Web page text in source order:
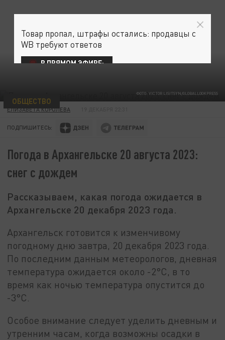
ФОТО: VICTOR LISITSYN/GLOBALLOOKPRESS
ОБЩЕСТВО
ЕЛИЗАВЕТА КОРОЛЕВА
ПОДПИШИТЕСЬ:
Погода в Архангельске 20 августа 2023:
снег с дождем
Рассказываем, какая погода ожидается в
Архангельске 20 декабря 2023 года.
Архангельск готовится к изменчивому
погодному дню завтра, 20 декабря 2023 года.
По последним данным метеорологов, дневная
температура ожидается около -2°C, в то
время как ночью температура опустится до
-3°C.
Особое внимание следует уделить дневным и
утренним часам, когда возможны осадки в
Товар пропал, штрафы остались: продавцы с
WB требуют ответов
В ПРЯМОМ ЭФИРЕ: